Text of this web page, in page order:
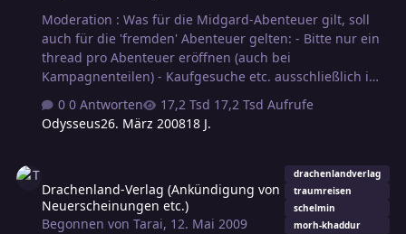
Moderation : Was für die Midgard-Abenteuer gilt, soll
auch für die 'fremden' Abenteuer gelten: - Bitte nur ein
thread pro Abenteuer eröffnen (auch bei
Kampagnenteilen) - Kaufgesuche etc. ausschließlich im
direktem Bezug auf das Abenteuer schreiben Odysseus
Bei Nachfragen bitte eine PN an mich oder benutzt den
0 Antworten
17,2 Tsd Aufrufe
Odysseus26. März 200818 J.
Drachenland-Verlag (Ankündigung von
Neuerscheinungen etc.)
Begonnen vonTarai, 12. Mai 2009
drachenlandverlag
traumreisen
schelmin
morh-khaddur